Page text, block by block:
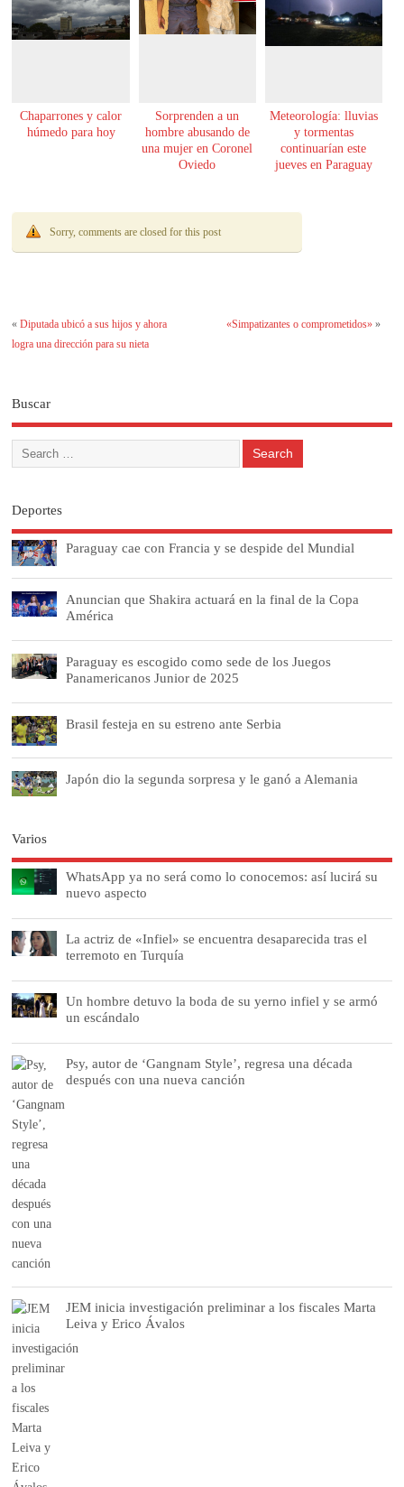
Chaparrones y calor
húmedo para hoy
Sorprenden a un
hombre abusando de
una mujer en Coronel
Oviedo
Meteorología: lluvias
y tormentas
continuarían este
jueves en Paraguay
Sorry, comments are closed for this post
«Diputada ubicó a sus hijos y ahora
logra una dirección para su nieta
«Simpatizantes o comprometidos»»
Buscar
Deportes
Paraguay cae con Francia y se despide del Mundial
Anuncian que Shakira actuará en la final de la Copa
América
Paraguay es escogido como sede de los Juegos
Panamericanos Junior de 2025
Brasil festeja en su estreno ante Serbia
Japón dio la segunda sorpresa y le ganó a Alemania
Varios
WhatsApp ya no será como lo conocemos: así lucirá su
nuevo aspecto
La actriz de «Infiel» se encuentra desaparecida tras el
terremoto en Turquía
Un hombre detuvo la boda de su yerno infiel y se armó
un escándalo
Psy, autor de ‘Gangnam Style’, regresa una década
después con una nueva canción
JEM inicia investigación preliminar a los fiscales Marta
Leiva y Erico Ávalos